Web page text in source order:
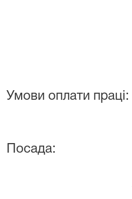
Умови оплати праці:
Посада: